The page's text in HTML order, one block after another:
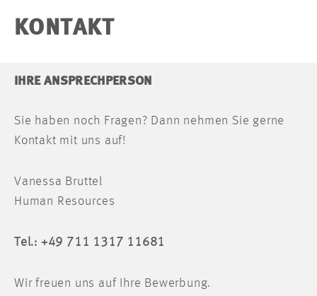
KONTAKT
IHRE ANSPRECHPERSON
Sie haben noch Fragen? Dann nehmen Sie gerne
Kontakt mit uns auf!
Vanessa Bruttel
Human Resources
Tel.: +49 711 1317 11681
Wir freuen uns auf Ihre Bewerbung.